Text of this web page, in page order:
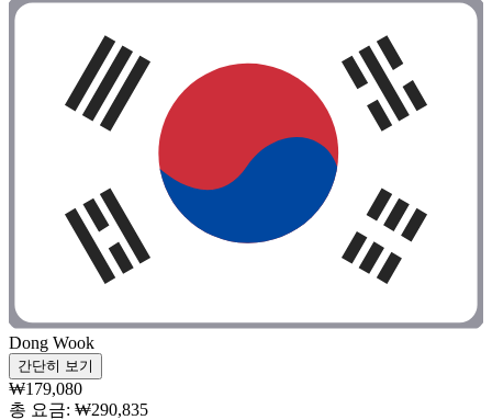
Dong Wook
간단히 보기
₩179,080
총 요금: ₩290,835